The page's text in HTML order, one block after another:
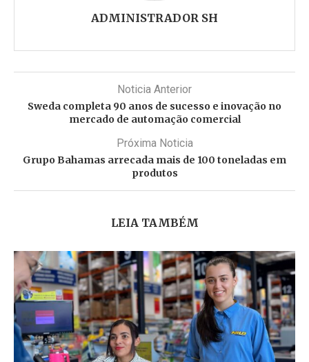
ADMINISTRADOR SH
Noticia Anterior
Sweda completa 90 anos de sucesso e inovação no
mercado de automação comercial
Próxima Noticia
Grupo Bahamas arrecada mais de 100 toneladas em
produtos
LEIA TAMBÉM